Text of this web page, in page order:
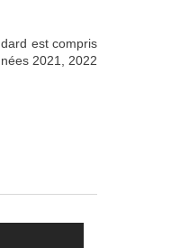
est compris
2021, 2022